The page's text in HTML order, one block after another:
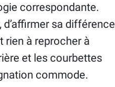
correspondante.
d’affirmer sa différence
rien à reprocher à
et les courbettes
commode.